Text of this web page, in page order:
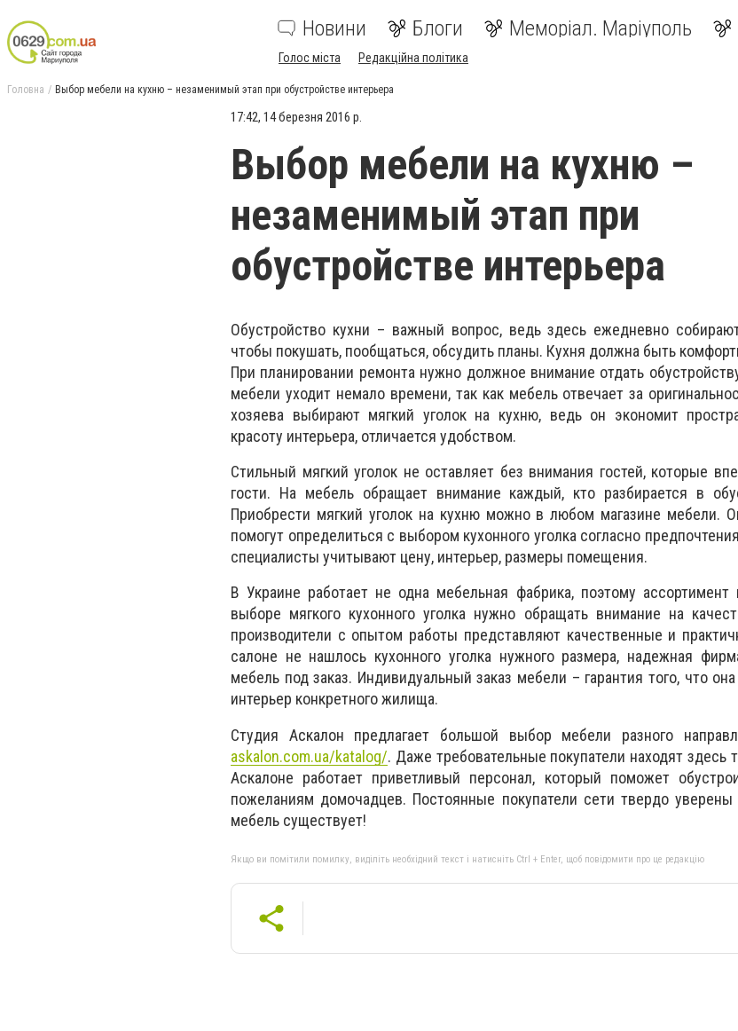
Новини Блоги Меморіал. Маріуполь
Голос міста Редакційна політика
Головна Выбор мебели на кухню – незаменимый этап при обустройстве интерьера
17:42, 14 березня 2016 р.
Выбор мебели на кухню –
незаменимый этап при
обустройстве интерьера
Обустройство кухни – важный вопрос, ведь здесь ежедневно
чтобы покушать, пообщаться, обсудить планы. Кухня должна быть
При планировании ремонта нужно должное внимание отдать
мебели уходит немало времени, так как мебель отвечает за
хозяева выбирают мягкий уголок на кухню, ведь он экономит
красоту интерьера, отличается удобством.
Стильный мягкий уголок не оставляет без внимания гостей, которые
гости. На мебель обращает внимание каждый, кто разбирается в
Приобрести мягкий уголок на кухню можно в любом магазине мебели.
помогут определиться с выбором кухонного уголка согласно
специалисты учитывают цену, интерьер, размеры помещения.
В Украине работает не одна мебельная фабрика, поэтому
выборе мягкого кухонного уголка нужно обращать внимание на
производители с опытом работы представляют качественные и
салоне не нашлось кухонного уголка нужного размера, надежная
мебель под заказ. Индивидуальный заказ мебели – гарантия того, что
интерьер конкретного жилища.
Студия Аскалон предлагает большой выбор мебели разного
askalon.com.ua/katalog/. Даже требовательные покупатели находят здесь
Аскалоне работает приветливый персонал, который поможет
пожеланиям домочадцев. Постоянные покупатели сети твердо
мебель существует!
Якщо ви помітили помилку, виділіть необхідний текст і натисніть Ctrl + Enter, щоб повідомити про це редакцію